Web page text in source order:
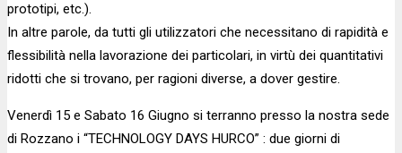
prototipi, etc.).
In altre parole, da tutti gli utilizzatori che necessitano di rapidità e
flessibilità nella lavorazione dei particolari, in virtù dei quantitativi
ridotti che si trovano, per ragioni diverse, a dover gestire.
Venerdì 15 e Sabato 16 Giugno si terranno presso la nostra sede
di Rozzano i “TECHNOLOGY DAYS HURCO” : due giorni di